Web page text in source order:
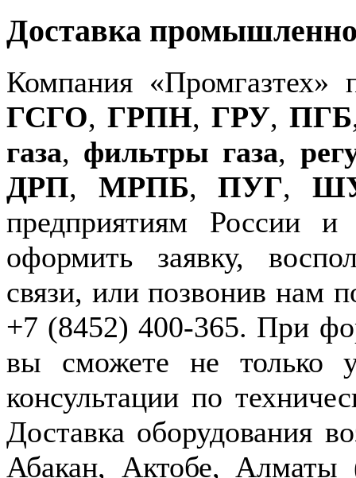
Доставка
Компания «Промгазтех»
ГСГО, ГРПН, ГРУ, ПГБ
газа, фильтры газа,
ДРП, МРПБ,ПУГ,
предприятиям России
оформить заявку,
связи, или позвонив нам
+7 (8452) 400-365. При
вы сможете не только
консультации по
Доставка оборудования
Абакан, Актобе,